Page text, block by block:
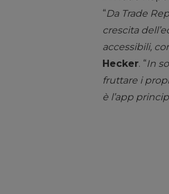
“Da Trade
crescita
accessibili,
Hecker. “In
fruttare i
è l’app